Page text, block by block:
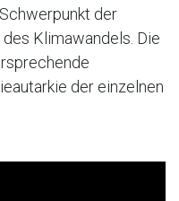
der
Klimawandels. Die
der einzelnen